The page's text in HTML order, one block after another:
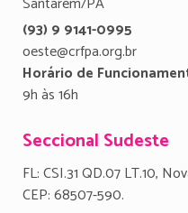
(93) 9 9141-0995
oeste@crfpa.org.br
Horário de
9h às 16h
Seccional Sudeste
FL: CSI.31 QD.07 LT.10,
CEP: 68507-590.